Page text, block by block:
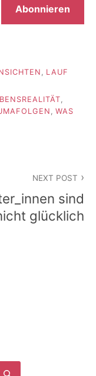
Abonnieren
LAUF
,
, WAS
NEXT POST
sind
glücklich